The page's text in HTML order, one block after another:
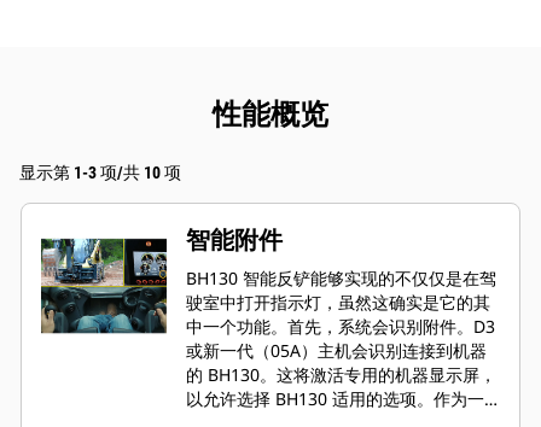
性能概览
显示第 1-3 项/共 10 项
智能附件
BH130 智能反铲能够实现的不仅仅是在驾
驶室中打开指示灯，虽然这确实是它的其
中一个功能。首先，系统会识别附件。D3
或新一代（05A）主机会识别连接到机器
的 BH130。这将激活专用的机器显示屏，
以允许选择 BH130 适用的选项。作为一